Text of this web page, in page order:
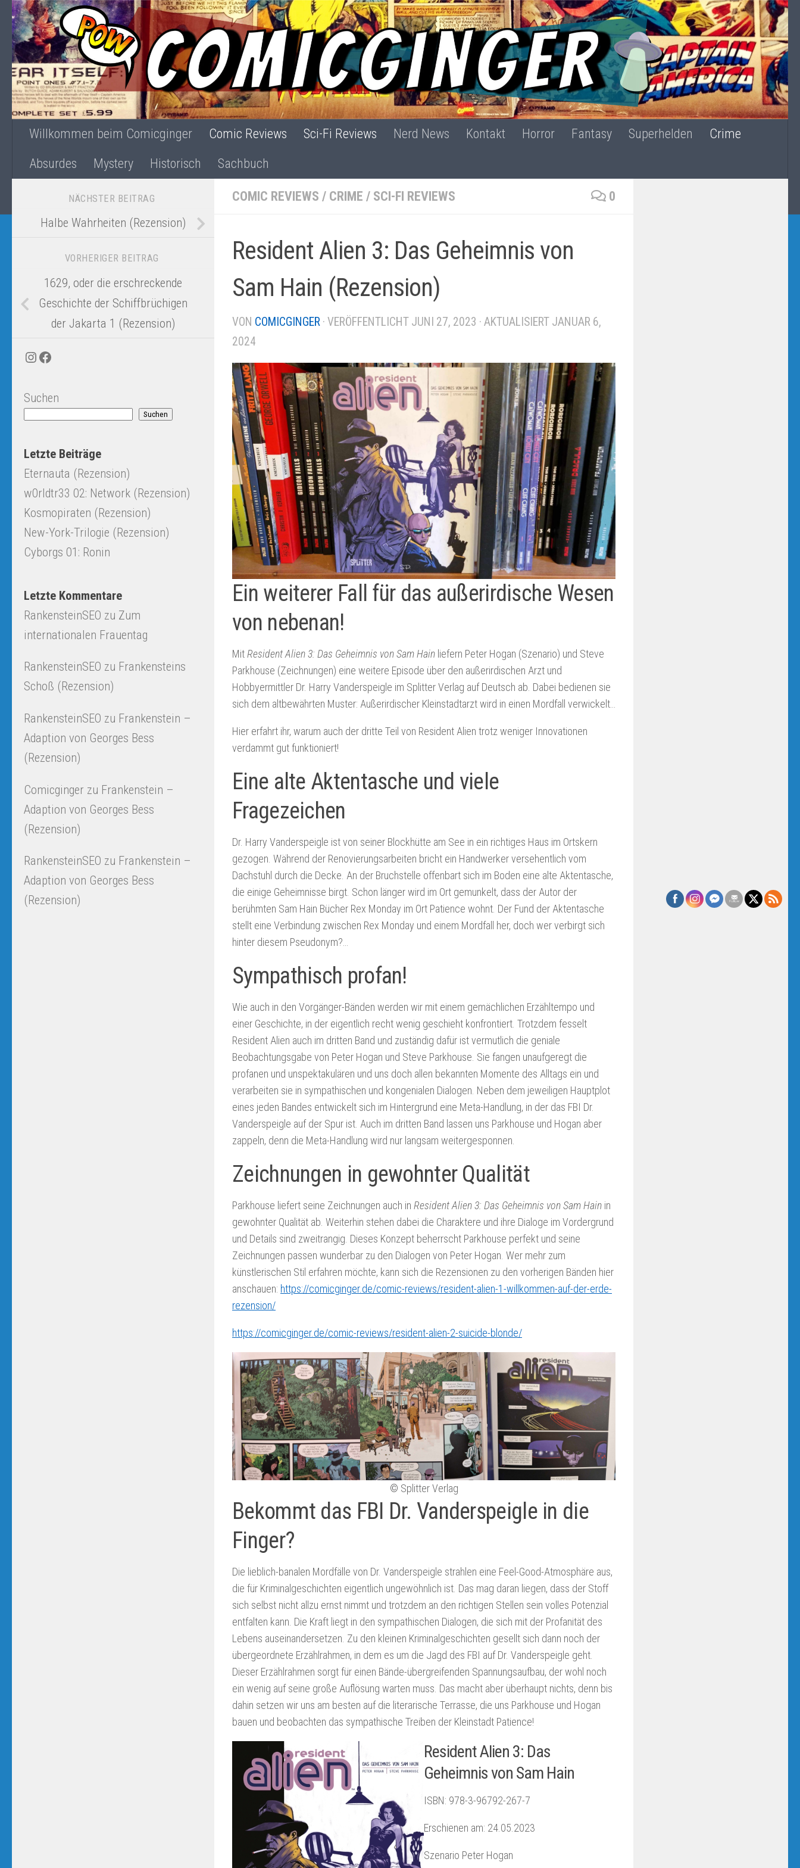
Zum Inhalt springen
Willkommen beim Comicginger Comic Reviews Sci-Fi Reviews Nerd News Kontakt Horror Fantasy Superhelden
Crime
Absurdes
Mystery Historisch Sachbuch
COMIC REVIEWS / CRIME / SCI-FI REVIEWS 0
Resident Alien 3: Das Geheimnis von
Sam Hain (Rezension)
VON COMICGINGER · VERÖFFENTLICHT JUNI 27, 2023 · AKTUALISIERT JANUAR 6,
2024
Ein weiterer Fall für das außerirdische Wesen
von nebenan!
MitResident Alien 3: Das Geheimnis von Sam Hain liefern Peter Hogan (Szenario) und Steve
Parkhouse (Zeichnungen) eine weitere Episode über den außerirdischen Arzt und
Hobbyermittler Dr. Harry Vanderspeigle im Splitter Verlag auf Deutsch ab. Dabei bedienen sie
sich dem altbewährten Muster: Außerirdischer Kleinstadtarzt wird in einen Mordfall verwickelt…
Hier erfahrt ihr, warum auch der dritte Teil von Resident Alien trotz weniger Innovationen
verdammt gut funktioniert!
Eine alte Aktentasche und viele
Fragezeichen
Dr. Harry Vanderspeigle ist von seiner Blockhütte am See in ein richtiges Haus im Ortskern
gezogen. Während der Renovierungsarbeiten bricht ein Handwerker versehentlich vom
Dachstuhl durch die Decke. An der Bruchstelle offenbart sich im Boden eine alte Aktentasche,
die einige Geheimnisse birgt. Schon länger wird im Ort gemunkelt, dass der Autor der
berühmten Sam Hain Bücher Rex Monday im Ort Patience wohnt. Der Fund der Aktentasche
stellt eine Verbindung zwischen Rex Monday und einem Mordfall her, doch wer verbirgt sich
hinter diesem Pseudonym?…
Sympathisch profan!
Wie auch in den Vorgänger-Bänden werden wir mit einem gemächlichen Erzähltempo und
einer Geschichte, in der eigentlich recht wenig geschieht konfrontiert. Trotzdem fesselt
Resident Alien auch im dritten Band und zuständig dafür ist vermutlich die geniale
Beobachtungsgabe von Peter Hogan und Steve Parkhouse. Sie fangen unaufgeregt die
profanen und unspektakulären und uns doch allen bekannten Momente des Alltags ein und
verarbeiten sie in sympathischen und kongenialen Dialogen. Neben dem jeweiligen Hauptplot
eines jeden Bandes entwickelt sich im Hintergrund eine Meta-Handlung, in der das FBI Dr.
Vanderspeigle auf der Spur ist. Auch im dritten Band lassen uns Parkhouse und Hogan aber
zappeln, denn die Meta-Handlung wird nur langsam weitergesponnen.
Zeichnungen in gewohnter Qualität
Parkhouse liefert seine Zeichnungen auch in Resident Alien 3: Das Geheimnis von Sam Hain in
gewohnter Qualität ab. Weiterhin stehen dabei die Charaktere und ihre Dialoge im Vordergrund
und Details sind zweitrangig. Dieses Konzept beherrscht Parkhouse perfekt und seine
Zeichnungen passen wunderbar zu den Dialogen von Peter Hogan. Wer mehr zum
künstlerischen Stil erfahren möchte, kann sich die Rezensionen zu den vorherigen Bänden hier
anschauen: https://comicginger.de/comic-reviews/resident-alien-1-willkommen-auf-der-erde-
rezension/
https://comicginger.de/comic-reviews/resident-alien-2-suicide-blonde/
© Splitter Verlag
Bekommt das FBI Dr. Vanderspeigle in die
Finger?
Die lieblich-banalen Mordfälle von Dr. Vanderspeigle strahlen eine Feel-Good-Atmosphäre aus,
die für Kriminalgeschichten eigentlich ungewöhnlich ist. Das mag daran liegen, dass der Stoff
sich selbst nicht allzu ernst nimmt und trotzdem an den richtigen Stellen sein volles Potenzial
entfalten kann. Die Kraft liegt in den sympathischen Dialogen, die sich mit der Profanität des
Lebens auseinandersetzen. Zu den kleinen Kriminalgeschichten gesellt sich dann noch der
übergeordnete Erzählrahmen, in dem es um die Jagd des FBI auf Dr. Vanderspeigle geht.
Dieser Erzählrahmen sorgt für einen Bände-übergreifenden Spannungsaufbau, der wohl noch
ein wenig auf seine große Auflösung warten muss. Das macht aber überhaupt nichts, denn bis
dahin setzen wir uns am besten auf die literarische Terrasse, die uns Parkhouse und Hogan
bauen und beobachten das sympathische Treiben der Kleinstadt Patience!
Resident Alien 3: Das
Geheimnis von Sam Hain
ISBN: 978-3-96792-267-7
Erschienen am: 24.05.2023
Szenario Peter Hogan
NÄCHSTER BEITRAG
Halbe Wahrheiten (Rezension)
VORHERIGER BEITRAG
1629, oder die erschreckende
Geschichte der Schiffbrüchigen
der Jakarta 1 (Rezension)
Instagram
Facebook
Suchen
Suchen
Letzte Beiträge
Eternauta (Rezension)
w0rldtr33 02: Network (Rezension)
Kosmopiraten (Rezension)
New-York-Trilogie (Rezension)
Cyborgs 01: Ronin
Letzte Kommentare
RankensteinSEO zu Zum
internationalen Frauentag
RankensteinSEO zu Frankensteins
Schoß (Rezension)
RankensteinSEO zu Frankenstein –
Adaption von Georges Bess
(Rezension)
Comicginger zu Frankenstein –
Adaption von Georges Bess
(Rezension)
RankensteinSEO zu Frankenstein –
Adaption von Georges Bess
(Rezension)